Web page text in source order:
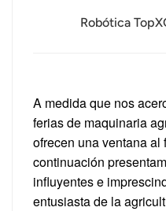
Robótica
A medida que nos
ferias de maquinaria
ofrecen una ventana
continuación
influyentes e
entusiasta de la